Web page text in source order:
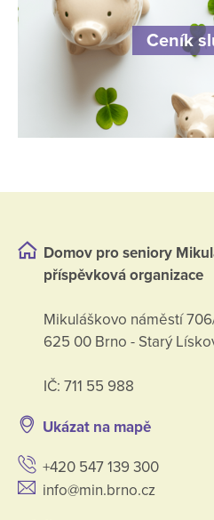
Ceník
Domov pro seniory
příspěvková organizace
Mikuláškovo náměstí
625 00 Brno - Starý
IČ: 711 55 988
Ukázat na mapě
+420 547 139 300
info@min.brno.cz